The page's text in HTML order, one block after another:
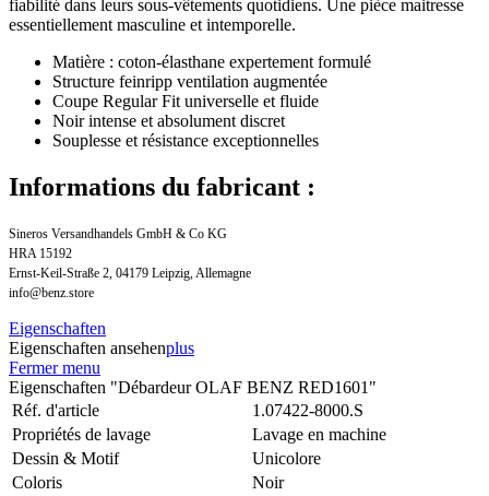
fiabilité dans leurs sous-vêtements quotidiens. Une pièce maitresse
essentiellement masculine et intemporelle.
Matière : coton-élasthane expertement formulé
Structure feinripp ventilation augmentée
Coupe Regular Fit universelle et fluide
Noir intense et absolument discret
Souplesse et résistance exceptionnelles
Informations du fabricant :
Sineros Versandhandels GmbH & Co KG
HRA 15192
Ernst-Keil-Straße 2, 04179 Leipzig, Allemagne
info@benz.store
Eigenschaften
Eigenschaften ansehenplus
Fermer menu
Eigenschaften "Débardeur OLAF BENZ RED1601"
Réf. d'article
1.07422-8000.S
Propriétés de lavage
Lavage en machine
Dessin & Motif
Unicolore
Coloris
Noir